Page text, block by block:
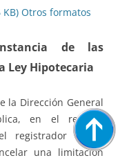
KB) Otros formatos
de las
Ley Hipotecaria
la Dirección General
en el recurso
registrador de la
una limitación